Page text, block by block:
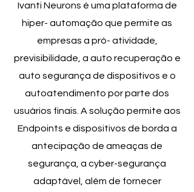
Ivanti Neurons é uma plataforma de
hiper- automação que permite as
empresas a pró- atividade,
previsibilidade, a auto recuperação e
auto segurança de dispositivos e o
autoatendimento por parte dos
usuários finais. A solução permite aos
Endpoints e dispositivos de borda a
antecipação de ameaças de
segurança, a cyber-segurança
adaptável, além de fornecer